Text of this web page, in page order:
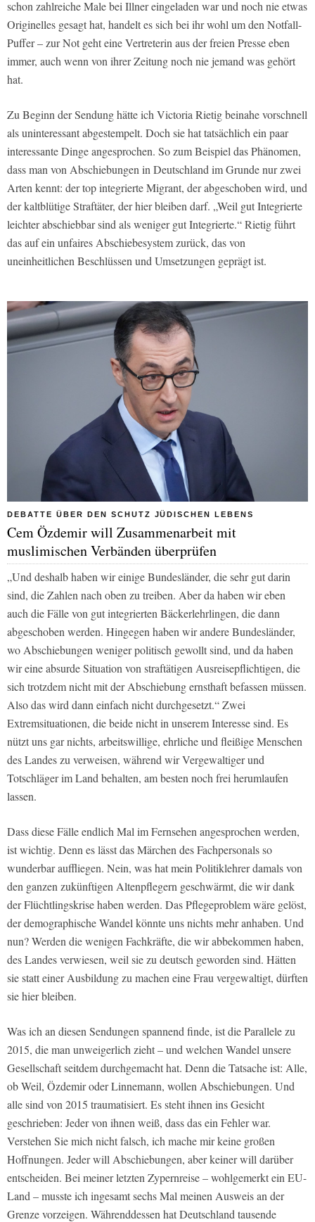
schon zahlreiche Male bei Illner eingeladen war und noch nie etwas
Originelles gesagt hat, handelt es sich bei ihr wohl um den Notfall-
Puffer – zur Not geht eine Vertreterin aus der freien Presse eben
immer, auch wenn von ihrer Zeitung noch nie jemand was gehört
hat.
Zu Beginn der Sendung hätte ich Victoria Rietig beinahe vorschnell
als uninteressant abgestempelt. Doch sie hat tatsächlich ein paar
interessante Dinge angesprochen. So zum Beispiel das Phänomen,
dass man von Abschiebungen in Deutschland im Grunde nur zwei
Arten kennt: der top integrierte Migrant, der abgeschoben wird, und
der kaltblütige Straftäter, der hier bleiben darf. „Weil gut Integrierte
leichter abschiebbar sind als weniger gut Integrierte.“ Rietig führt
das auf ein unfaires Abschiebesystem zurück, das von
uneinheitlichen Beschlüssen und Umsetzungen geprägt ist.
DEBATTE ÜBER DEN SCHUTZ JÜDISCHEN LEBENS
Cem Özdemir will Zusammenarbeit mit
muslimischen Verbänden überprüfen
„Und deshalb haben wir einige Bundesländer, die sehr gut darin
sind, die Zahlen nach oben zu treiben. Aber da haben wir eben
auch die Fälle von gut integrierten Bäckerlehrlingen, die dann
abgeschoben werden. Hingegen haben wir andere Bundesländer,
wo Abschiebungen weniger politisch gewollt sind, und da haben
wir eine absurde Situation von straftätigen Ausreisepflichtigen, die
sich trotzdem nicht mit der Abschiebung ernsthaft befassen müssen.
Also das wird dann einfach nicht durchgesetzt.“ Zwei
Extremsituationen, die beide nicht in unserem Interesse sind. Es
nützt uns gar nichts, arbeitswillige, ehrliche und fleißige Menschen
des Landes zu verweisen, während wir Vergewaltiger und
Totschläger im Land behalten, am besten noch frei herumlaufen
lassen.
Dass diese Fälle endlich Mal im Fernsehen angesprochen werden,
ist wichtig. Denn es lässt das Märchen des Fachpersonals so
wunderbar auffliegen. Nein, was hat mein Politiklehrer damals von
den ganzen zukünftigen Altenpflegern geschwärmt, die wir dank
der Flüchtlingskrise haben werden. Das Pflegeproblem wäre gelöst,
der demographische Wandel könnte uns nichts mehr anhaben. Und
nun? Werden die wenigen Fachkräfte, die wir abbekommen haben,
des Landes verwiesen, weil sie zu deutsch geworden sind. Hätten
sie statt einer Ausbildung zu machen eine Frau vergewaltigt, dürften
sie hier bleiben.
Was ich an diesen Sendungen spannend finde, ist die Parallele zu
2015, die man unweigerlich zieht – und welchen Wandel unsere
Gesellschaft seitdem durchgemacht hat. Denn die Tatsache ist: Alle,
ob Weil, Özdemir oder Linnemann, wollen Abschiebungen. Und
alle sind von 2015 traumatisiert. Es steht ihnen ins Gesicht
geschrieben: Jeder von ihnen weiß, dass das ein Fehler war.
Verstehen Sie mich nicht falsch, ich mache mir keine großen
Hoffnungen. Jeder will Abschiebungen, aber keiner will darüber
entscheiden. Bei meiner letzten Zypernreise – wohlgemerkt ein EU-
Land – musste ich ingesamt sechs Mal meinen Ausweis an der
Grenze vorzeigen. Währenddessen hat Deutschland tausende